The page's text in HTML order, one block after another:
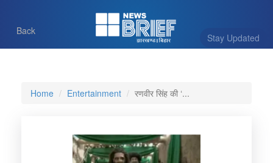
Stay Updated
Back
Home Entertainment रणवीर सिंह की ‘...